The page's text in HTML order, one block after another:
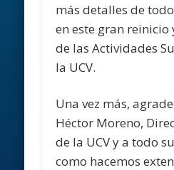
más detalles de
en este gran reinicio
de las Actividades
la UCV.
Una vez más,
Héctor Moreno,
de la UCV y a todo
como hacemos